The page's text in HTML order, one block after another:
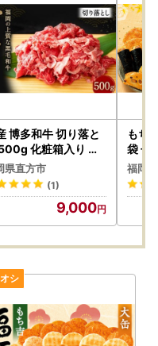
）サービス有料化につい
2023年6月1日転送依頼
発生した場合「変更届け
取人様へ費用負担が生じ
にお間違いがないようご
に着払いで送料ご負担」
申し上げます。
け先住所変更が必要な場
博多和牛 切り落と
化粧箱入り 黒
牛
県直方市
(1)
9,000
もち
袋 せ
合わ
福岡